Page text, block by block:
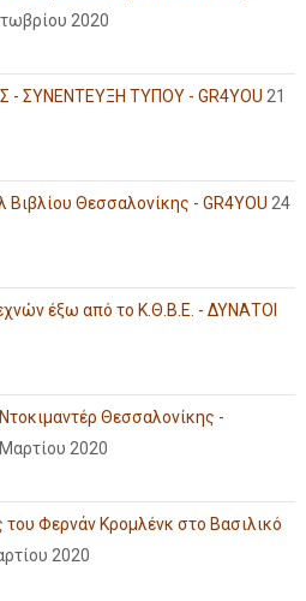
2020
- ΣΥΝΕΝΤΕΥΞΗ ΤΥΠΟΥ - GR4YOU 21
Βιβλίου Θεσσαλονίκης - GR4YOU 24
έξω από το Κ.Θ.Β.Ε. - ΔΥΝΑΤΟΙ
Θεσσαλονίκης -
2020
Φερνάν Κρομλένκ στο Βασιλικό
2020